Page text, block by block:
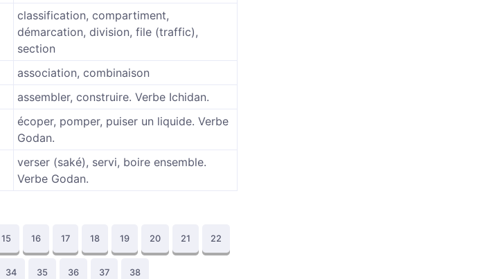
classification, compartiment,
démarcation, division, file (traffic),
section
association, combinaison
assembler, construire. Verbe Ichidan.
écoper, pomper, puiser un liquide. Verbe
Godan.
verser (saké), servi, boire ensemble.
Verbe Godan.
15 16 17 18 19 20 21 22
34 35 36 37 38